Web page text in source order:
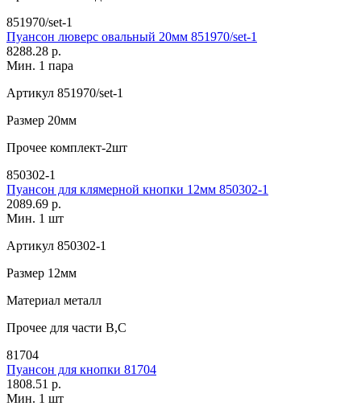
851970/set-1
Пуансон люверс овальный 20мм 851970/set-1
8288.28 р.
Мин. 1 пара
Артикул 851970/set-1
Размер 20мм
Прочее комплект-2шт
850302-1
Пуансон для клямерной кнопки 12мм 850302-1
2089.69 р.
Мин. 1 шт
Артикул 850302-1
Размер 12мм
Материал металл
Прочее для части В,C
81704
Пуансон для кнопки 81704
1808.51 р.
Мин. 1 шт